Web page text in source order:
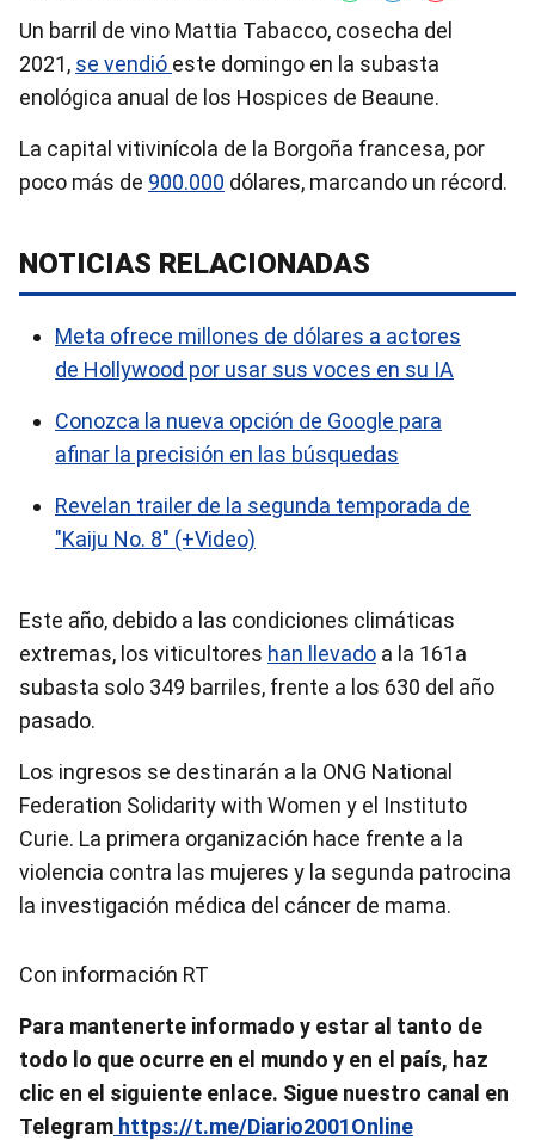
Un barril de vino Mattia Tabacco, cosecha del
2021, se vendió este domingo en la subasta
enológica anual de los Hospices de Beaune.
La capital vitivinícola de la Borgoña francesa, por
poco más de 900.000 dólares, marcando un récord.
NOTICIAS RELACIONADAS
Meta ofrece millones de dólares a actores
de Hollywood por usar sus voces en su IA
Conozca la nueva opción de Google para
afinar la precisión en las búsquedas
Revelan trailer de la segunda temporada de
"Kaiju No. 8″ (+Video)
Este año, debido a las condiciones climáticas
extremas, los viticultores han llevado a la 161a
subasta solo 349 barriles, frente a los 630 del año
pasado.
Los ingresos se destinarán a la ONG National
Federation Solidarity with Women y el Instituto
Curie. La primera organización hace frente a la
violencia contra las mujeres y la segunda patrocina
la investigación médica del cáncer de mama.
Con información RT
Para mantenerte informado y estar al tanto de
todo lo que ocurre en el mundo y en el país, haz
clic en el siguiente enlace. Sigue nuestro canal en
Telegram https://t.me/Diario2001Online